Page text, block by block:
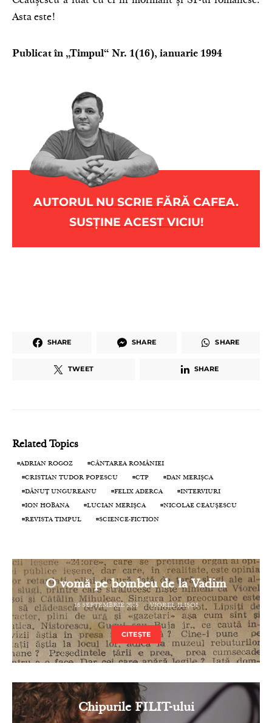
Asta este!
Publicat în „Timpul“ Nr. 1(16), ianuarie 1994
AUTORUL NU SCRIE FĂRĂ CAFEA.
SUSȚINE ACEST VICIU!
SHARE SHARE SHARE
TWEET SHARE
Related Topics
ADRIAN ROGOZ CÂNTAREA ROMÂNIEI
CRISTIAN TUDOR POPESCU CTP DAN MERIȘCA
DĂNUȚ UNGUREANU FELIX ADERCA INTERVIURI
ION HOBANA LUCIAN MERIȘCA NICOLAE CEAUȘESCU
REVISTA TIMPUL SCIENCE-FICTION
O vomă pe bombeu de la Vadim
16 SEPTEMBRIE 2015 VIOREL ILIȘOI
CITEȘTE
Chipurile FILIT-ului